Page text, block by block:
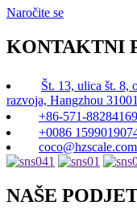
Naročite se
KONTAKTNI
Št. 13, ulica št. 8,
razvoja, Hangzhou
+86-571-88284169
+0086
coco@hzscale.com
NAŠE